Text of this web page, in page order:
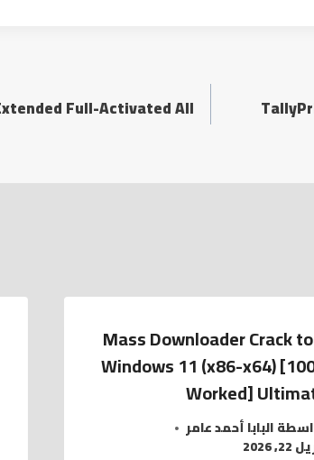
Full-Activated All
Mass Downloader Crack
Windows 11 (x86-x64)
Worked]
البابا أحمد عامر
2026